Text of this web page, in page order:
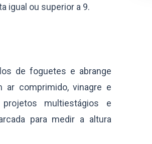
igual ou superior a 9.
de foguetes e abrange
ar comprimido, vinagre e
multiestágios e
para medir a altura